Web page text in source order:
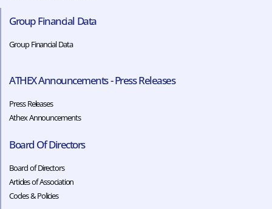
Group Financial Data
Group Financial Data
ATHEX Announcements - Press Releases
Press Releases
Athex Announcements
Board Of Directors
Board of Directors
Articles of Association
Codes & Policies​​